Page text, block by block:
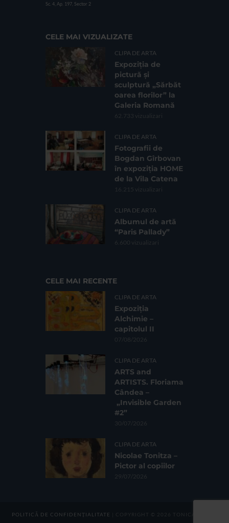
Sc. 4, Ap. 197, Sector 2
CELE MAI VIZUALIZATE
CLIPA DE ARTA
Expoziția de
pictură și
sculptură „Sărbăt
oarea florilor” la
Galeria Romană
62.733 vizualizari
CLIPA DE ARTA
Fotografii de
Bogdan Gîrbovan
în expoziția HOME
de la Vila Catena
16.215 vizualizari
CLIPA DE ARTA
Albumul de artă
“Paris Pallady”
6.600 vizualizari
CELE MAI RECENTE
CLIPA DE ARTA
Expoziția
Alchimie –
capitolul II
07/08/2026
CLIPA DE ARTA
ARTS and
ARTISTS. Floriama
Cândea –
„Invisible Garden
#2”
30/07/2026
CLIPA DE ARTA
Nicolae Tonitza –
Pictor al copiilor
29/07/2026
POLITICĂ DE CONFIDENȚIALITATE | COPYRIGHT © 2026 TONICA GROUP